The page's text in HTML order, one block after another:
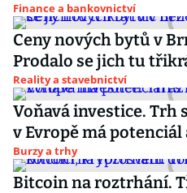
Finance a bankovnictví
Ceny nových bytů v
Prodalo se jich tu
Reality a stavebnictví
Voňavá investice. Trh
v Evropě má
Burzy a trhy
Bitcoin na roztrhání.